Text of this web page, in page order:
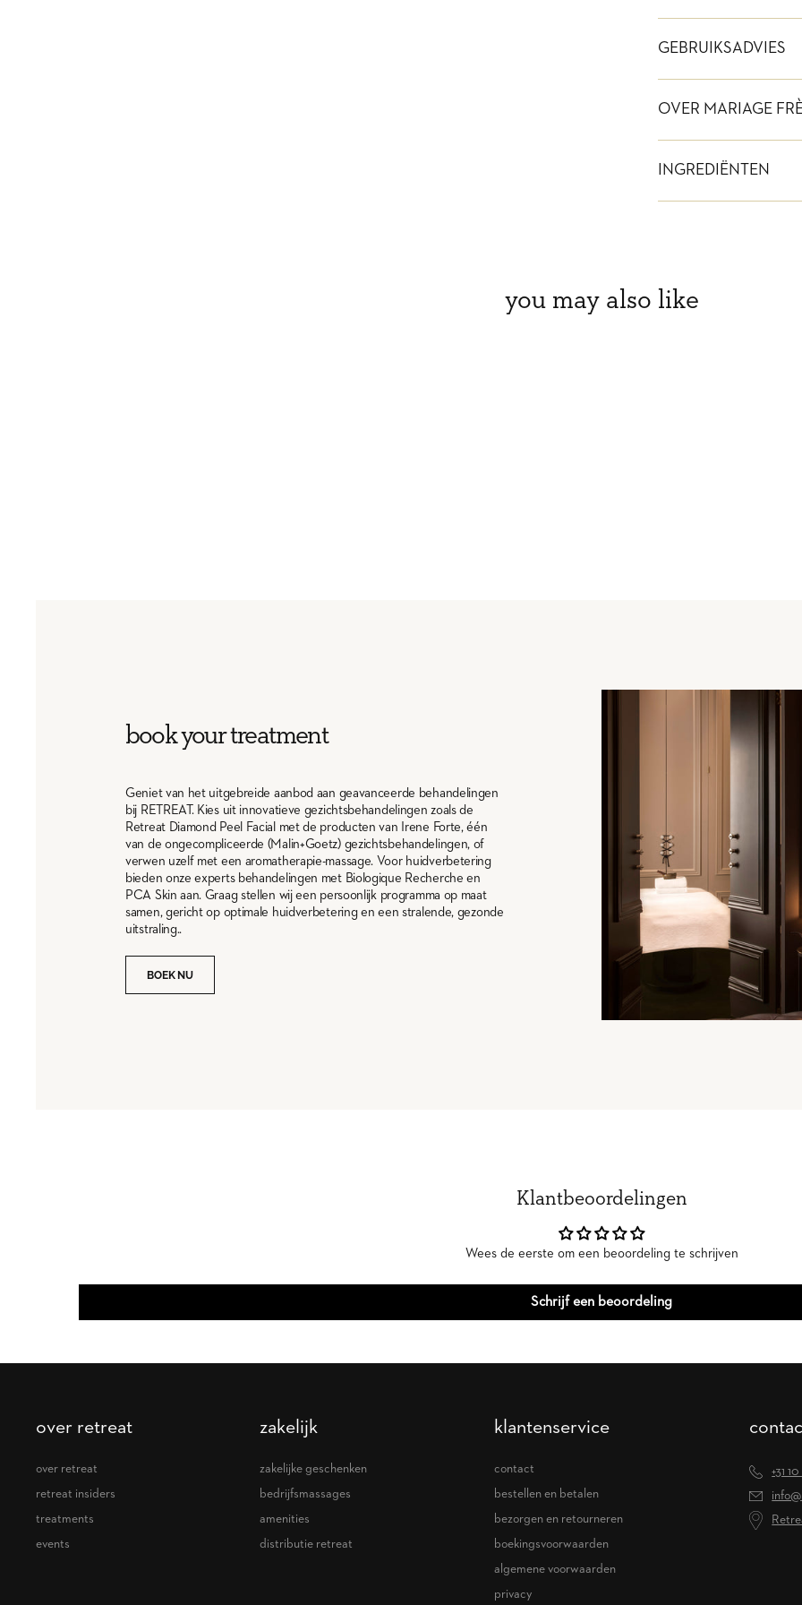
GEBRUIKSADVIES
OVER MARIAGE
INGREDIËNTEN
you may also like
book your treatment
Geniet van het uitgebreide aanbod aan geavanceerde behandelingen
bij RETREAT. Kies uit innovatieve gezichtsbehandelingen zoals de
Retreat Diamond Peel Facial met de producten van Irene Forte, één
van de ongecompliceerde (Malin+Goetz) gezichtsbehandelingen, of
verwen uzelf met een aromatherapie-massage. Voor huidverbetering
bieden onze experts behandelingen met Biologique Recherche en
PCA Skin aan. Graag stellen wij een persoonlijk programma op maat
samen, gericht op optimale huidverbetering en een stralende, gezonde
uitstraling..
BOEK NU
Klantbeoordelingen
Wees de eerste om een beoordeling te schrijven
Schrijf een beoordeling
over retreat
over retreat
retreat insiders
treatments
events
zakelijk
zakelijke geschenken
bedrijfsmassages
amenities
distributie retreat
klantenservice
contact
bestellen en betalen
bezorgen en retourneren
boekingsvoorwaarden
algemene voorwaarden
privacy
+31